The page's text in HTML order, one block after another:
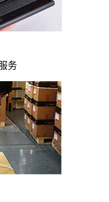
务